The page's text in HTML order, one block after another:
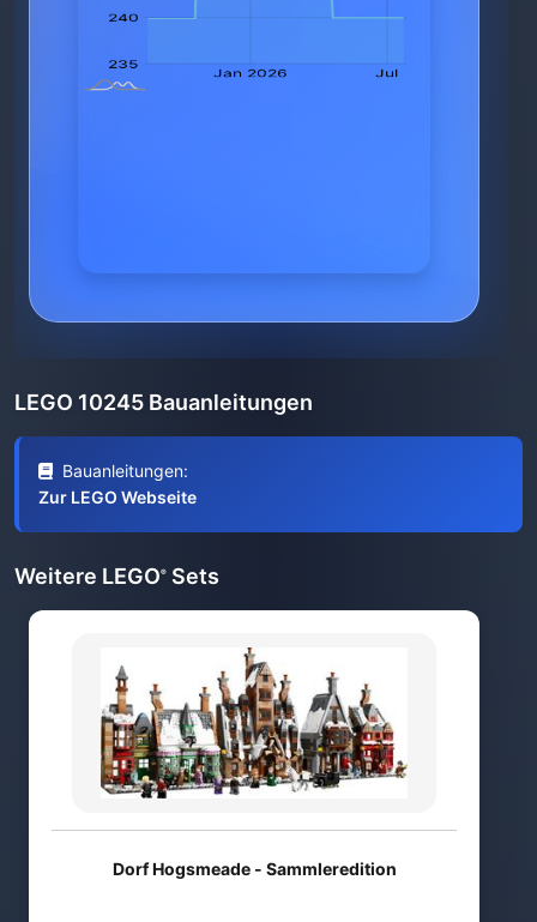
LEGO 10245 Bauanleitungen
Bauanleitungen:
Zur LEGO Webseite
Weitere LEGO® Sets
Dorf Hogsmeade - Sammleredition